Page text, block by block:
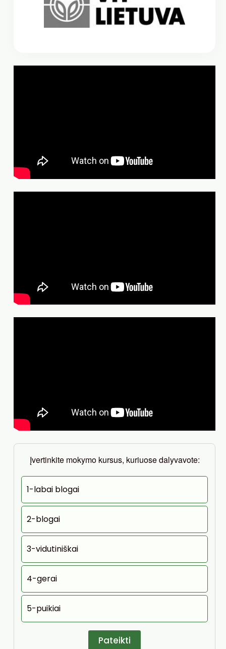
Įvertinkite mokymo kursus, kuriuose dalyvavote:
1-labai blogai
2-blogai
3-vidutiniškai
4-gerai
5-puikiai